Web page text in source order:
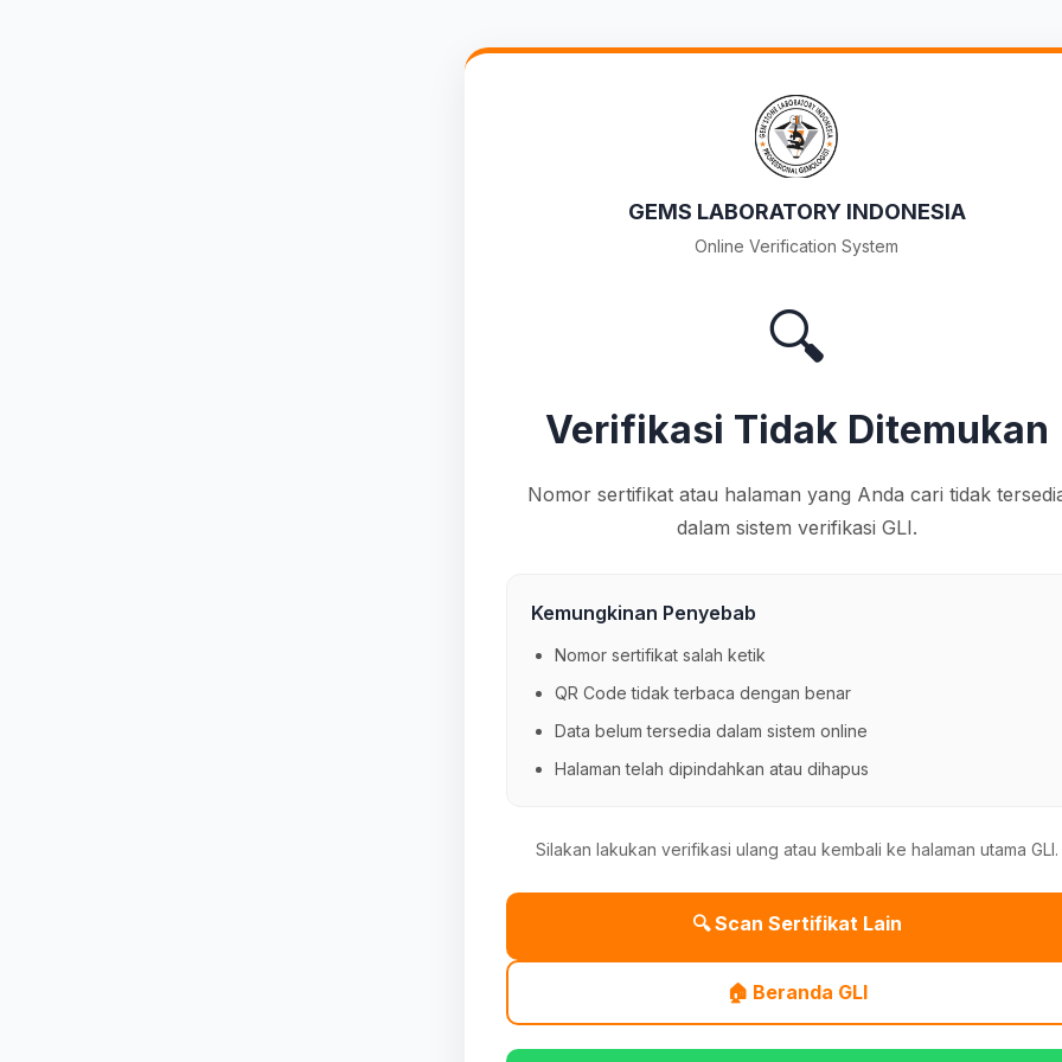
GEMS LABORATORY INDONESIA
Online Verification System
🔍
Verifikasi Tidak Ditemukan
Nomor sertifikat atau halaman yang Anda cari tidak
dalam sistem verifikasi GLI.
Kemungkinan Penyebab
Nomor sertifikat salah ketik
QR Code tidak terbaca dengan benar
Data belum tersedia dalam sistem online
Halaman telah dipindahkan atau dihapus
Silakan lakukan verifikasi ulang atau kembali ke halaman utama GLI.
🔍 Scan Sertifikat Lain
🏠 Beranda GLI